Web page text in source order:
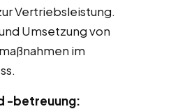
Vertriebsleistung.
Umsetzung von
im
-betreuung: